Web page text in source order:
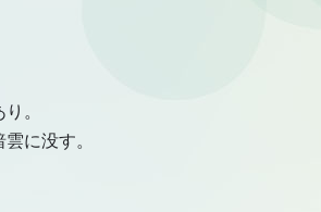
。
に没す。